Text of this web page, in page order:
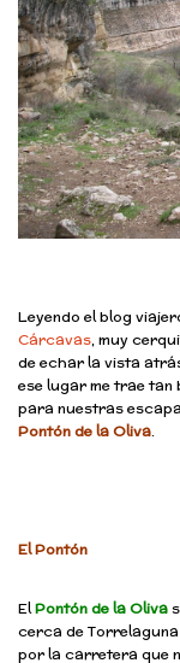
Leyendo el blog
Cárcavas, muy
de echar la vista
ese lugar me trae
para nuestras
Pontón de la Oliva.
El Pontón
ElPontón de la Oliva
cerca deTorrelaguna
por la carretera que